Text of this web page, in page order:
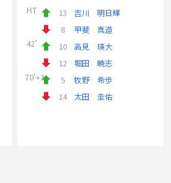
HT 13
吉川 明日輝
8
甲斐 真道
42'
10
高見 瑛大
12
堀田 暁志
70'+3
5
牧野 希歩
14
太田 圭佑